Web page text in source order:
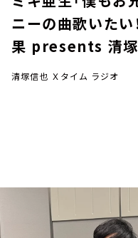
イベント・グッズ
YouTube
会社情報
ニーの曲歌いたい
果 presents 清塚
清塚信也 Ｘタイム ラジオ